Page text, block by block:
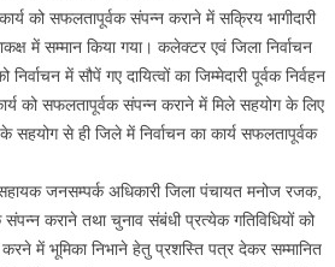
को सफलतापूर्वक संपन्न कराने में सक्रिय भागीदारी
में सम्मान किया गया। कलेक्टर एवं जिला निर्वाचन
में सौपें गए दायित्वों का जिम्मेदारी पूर्वक निर्वहन
को सफलतापूर्वक संपन्न कराने में मिले सहयोग के लिए
सहयोग से ही जिले में निर्वाचन का कार्य सफलतापूर्वक
जनसम्पर्क अधिकारी जिला पंचायत मनोज रजक,
कराने तथा चुनाव संबंधी प्रत्येक गतिविधियों को
में भूमिका निभाने हेतु प्रशस्ति पत्र देकर सम्मानित